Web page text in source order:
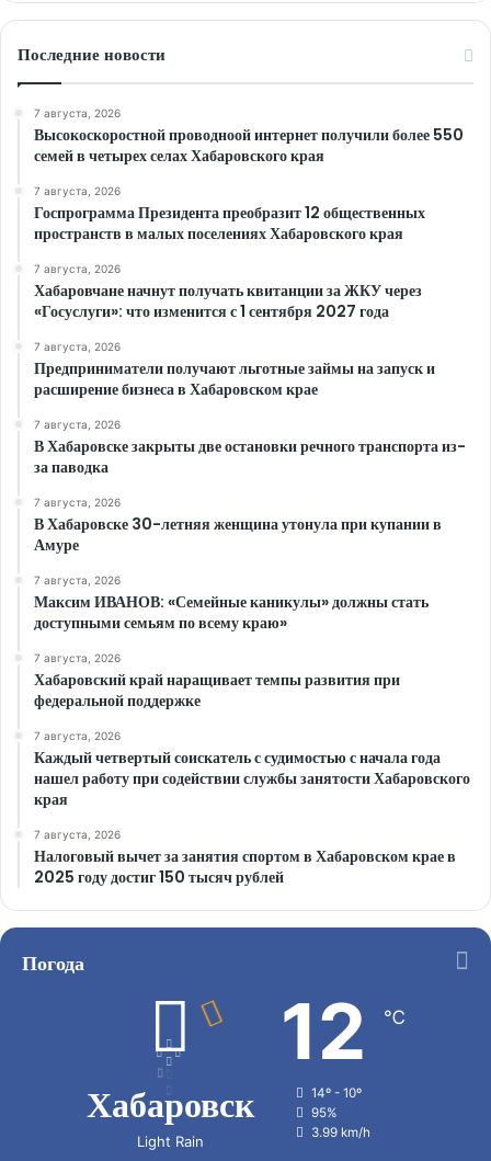
Последние новости
7 августа, 2026
Высокоскоростной проводноой интернет получили более 550
семей в четырех селах Хабаровского края
7 августа, 2026
Госпрограмма Президента преобразит 12 общественных
пространств в малых поселениях Хабаровского края
7 августа, 2026
Хабаровчане начнут получать квитанции за ЖКУ через
«Госуслуги»: что изменится с 1 сентября 2027 года
7 августа, 2026
Предприниматели получают льготные займы на запуск и
расширение бизнеса в Хабаровском крае
7 августа, 2026
В Хабаровске закрыты две остановки речного транспорта из-
за паводка
7 августа, 2026
В Хабаровске 30-летняя женщина утонула при купании в
Амуре
7 августа, 2026
Максим ИВАНОВ: «Семейные каникулы» должны стать
доступными семьям по всему краю»
7 августа, 2026
Хабаровский край наращивает темпы развития при
федеральной поддержке
7 августа, 2026
Каждый четвертый соискатель с судимостью с начала года
нашел работу при содействии службы занятости Хабаровского
края
7 августа, 2026
Налоговый вычет за занятия спортом в Хабаровском крае в
2025 году достиг 150 тысяч рублей
Погода
Хабаровск
Light Rain
12 ℃
14º - 10º
95%
3.99 km/h